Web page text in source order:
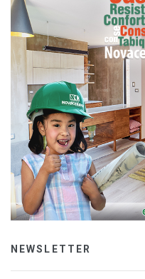
NEWSLETTER